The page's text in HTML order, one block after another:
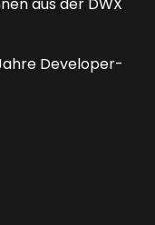
aus der DWX
Developer-